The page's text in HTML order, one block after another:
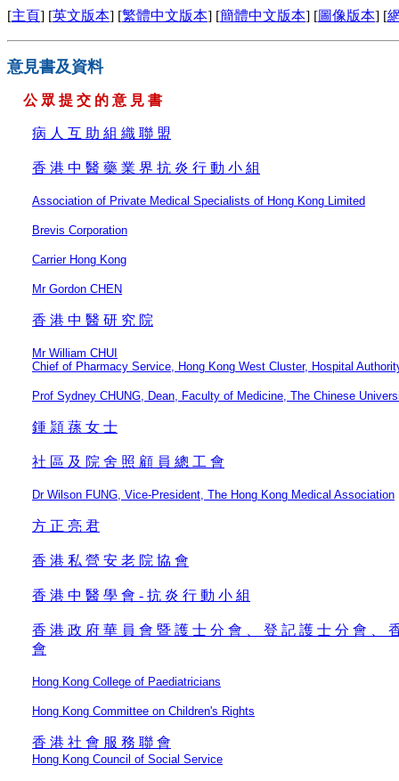
[主頁] [英文版本] [繁體中文版本] [簡體中文版本] [圖像版本] [
意見書及資料
公 眾 提 交 的 意 見 書
病 人 互 助 組 織 聯 盟
香 港 中 醫 藥 業 界 抗 炎 行 動 小 組
Association of Private Medical Specialists of Hong Kong Limited
Brevis Corporation
Carrier Hong Kong
Mr Gordon CHEN
香 港 中 醫 研 究 院
Mr William CHUI
Chief of Pharmacy Service, Hong Kong West Cluster, Hospital
Prof Sydney CHUNG, Dean, Faculty of Medicine, The Chinese
鍾 頴 蓀 女 士
社 區 及 院 舍 照 顧 員 總 工 會
Dr Wilson FUNG, Vice-President, The Hong Kong Medical Association
方 正 亮 君
香 港 私 營 安 老 院 協 會
香 港 中 醫 學 會 - 抗 炎 行 動 小 組
香 港 政 府 華 員 會 暨 護 士 分 會 、 登 記 護 士 分 會 、
會
Hong Kong College of Paediatricians
Hong Kong Committee on Children's Rights
香 港 社 會 服 務 聯 會
Hong Kong Council of Social Service